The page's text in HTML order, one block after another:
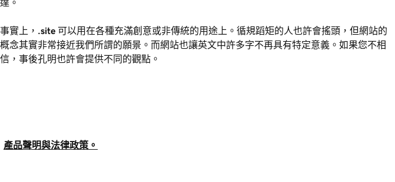
達。
事實上， .site 可以用在各種充滿創意或非傳統的用途上。循規蹈矩的人也許會搖頭，但網站的
概念其實非常接近我們所謂的願景。而網站也讓英文中許多字不再具有特定意義。如果您不相
信，事後孔明也許會提供不同的觀點。
產品聲明與法律政策。